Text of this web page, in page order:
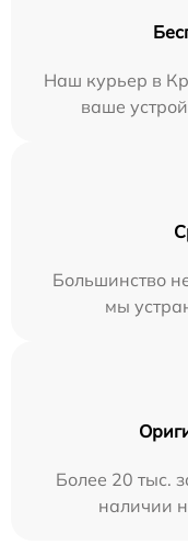
Наш курьер в
ваше
Большинство
мы
Более 20 тыс.
наличии